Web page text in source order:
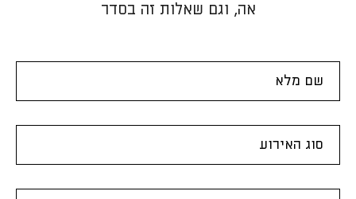
אה, וגם שאלות זה בסדר